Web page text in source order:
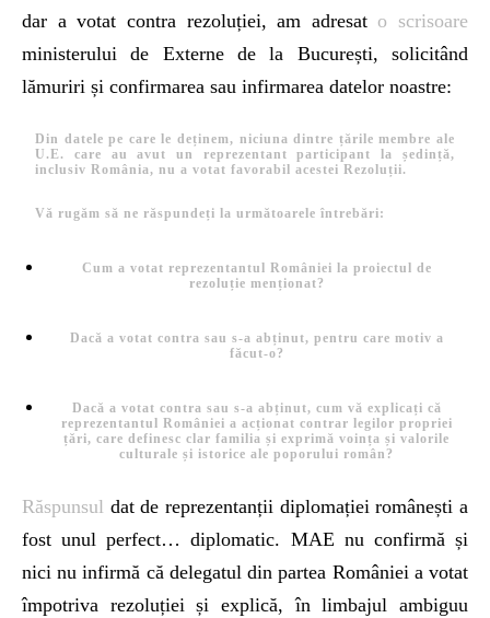
dar a votat contra rezoluției, am adresat o scrisoare
ministerului de Externe de la București, solicitând
lămuriri și confirmarea sau infirmarea datelor noastre:
Din datele pe care le deținem, niciuna dintre țările membre ale
U.E. care au avut un reprezentant participant la ședință,
inclusiv România, nu a votat favorabil acestei Rezoluții.
Vă rugăm să ne răspundeți la următoarele întrebări:
Cum a votat reprezentantul României la proiectul de
rezoluție menționat?
Dacă a votat contra sau s-a abținut, pentru care motiv a
făcut-o?
Dacă a votat contra sau s-a abținut, cum vă explicați că
reprezentantul României a acționat contrar legilor propriei
țări, care definesc clar familia și exprimă voința și valorile
culturale și istorice ale poporului român?
Răspunsul dat de reprezentanții diplomației românești a
fost unul perfect… diplomatic. MAE nu confirmă și
nici nu infirmă că delegatul din partea României a votat
împotriva rezoluției și explică, în limbajul ambiguu